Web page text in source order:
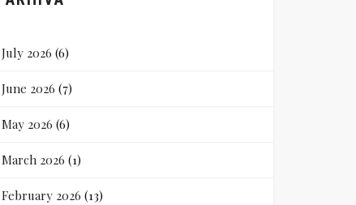
July 2026 (6)
June 2026 (7)
May 2026 (6)
March 2026 (1)
February 2026 (13)